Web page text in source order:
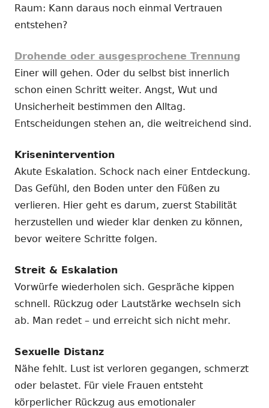
Raum: Kann daraus noch einmal Vertrauen
entstehen?
Drohende oder ausgesprochene Trennung
Einer will gehen. Oder du selbst bist innerlich
schon einen Schritt weiter. Angst, Wut und
Unsicherheit bestimmen den Alltag.
Entscheidungen stehen an, die weitreichend sind.
Krisenintervention
Akute Eskalation. Schock nach einer Entdeckung.
Das Gefühl, den Boden unter den Füßen zu
verlieren. Hier geht es darum, zuerst Stabilität
herzustellen und wieder klar denken zu können,
bevor weitere Schritte folgen.
Streit & Eskalation
Vorwürfe wiederholen sich. Gespräche kippen
schnell. Rückzug oder Lautstärke wechseln sich
ab. Man redet – und erreicht sich nicht mehr.
Sexuelle Distanz
Nähe fehlt. Lust ist verloren gegangen, schmerzt
oder belastet. Für viele Frauen entsteht
körperlicher Rückzug aus emotionaler